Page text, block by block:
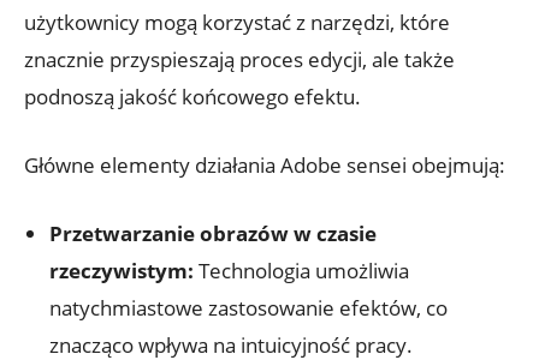
użytkownicy mogą korzystać z narzędzi, które
znacznie przyspieszają proces edycji, ale także
podnoszą jakość końcowego efektu.
Główne elementy działania Adobe sensei obejmują:
Przetwarzanie obrazów w czasie
rzeczywistym: Technologia umożliwia
natychmiastowe zastosowanie efektów, co
znacząco wpływa na intuicyjność pracy.